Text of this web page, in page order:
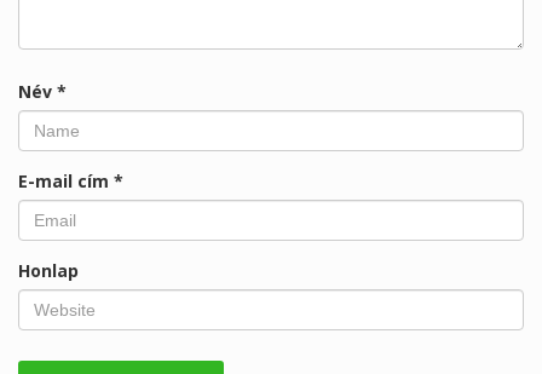
Név *
E-mail cím *
Honlap